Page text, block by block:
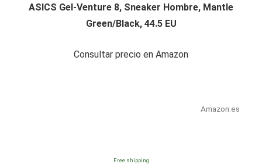
ASICS Gel-Venture 8, Sneaker Hombre, Mantle
Green/Black, 44.5 EU
Consultar precio en Amazon
Amazon.es
Free shipping